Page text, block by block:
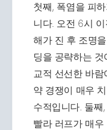
첫째, 폭염을 피
니다. 오전 6시
해가 진 후 조명
딩을 공략하는
교적 선선한 바
약 경쟁이 매우
수적입니다. 둘
빨라 러프가 매